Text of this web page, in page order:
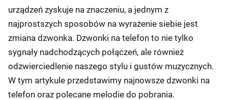
urządzeń zyskuje na znaczeniu, a jednym z
najprostszych sposobów na wyrażenie siebie jest
zmiana dzwonka. Dzwonki na telefon to nie tylko
sygnały nadchodzących połączeń, ale również
odzwierciedlenie naszego stylu i gustów muzycznych.
W tym artykule przedstawimy najnowsze dzwonki na
telefon oraz polecane melodie do pobrania.